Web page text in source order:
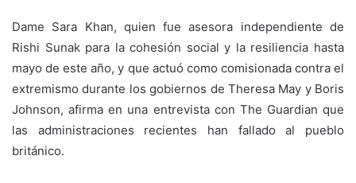
Dame Sara Khan, quien fue asesora independiente de
Rishi Sunak para la cohesión social y la resiliencia hasta
mayo de este año, y que actuó como comisionada contra el
extremismo durante los gobiernos de Theresa May y Boris
Johnson, afirma en una entrevista con The Guardian que
las administraciones recientes han fallado al pueblo
británico.